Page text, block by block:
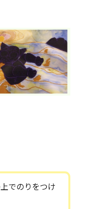
でのりをつけ